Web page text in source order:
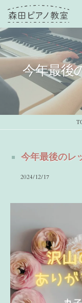
今年最後
今年最後のレ
2024/12/17